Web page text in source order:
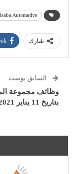
Automotive
شارك
السابق بوست
وظائف مجموعة
بتاريخ 11 يناير 2021